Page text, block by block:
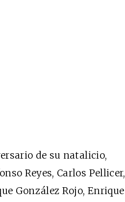
de su natalicio,
Reyes, Carlos Pellicer,
González Rojo, Enrique